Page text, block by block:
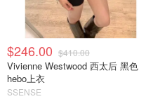
$246.00 $410.00
Vivienne Westwood 西太后 黑色
hebo上衣
SSENSE